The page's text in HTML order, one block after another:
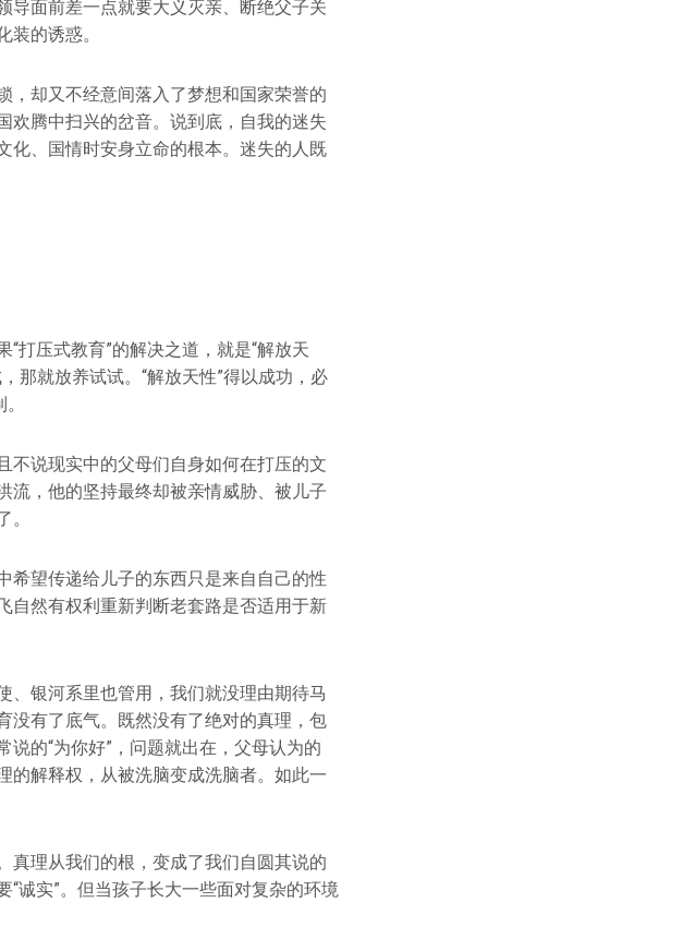
导面前差一点就要大义灭亲、断绝父子关
的诱惑。
，却又不经意间落入了梦想和国家荣誉的
欢腾中扫兴的岔音。说到底，自我的迷失
化、国情时安身立命的根本。迷失的人既
打压式教育”的解决之道，就是“解放天
那就放养试试。“解放天性”得以成功，必
不说现实中的父母们自身如何在打压的文
流，他的坚持最终却被亲情威胁、被儿子
希望传递给儿子的东西只是来自自己的性
自然有权利重新判断老套路是否适用于新
、银河系里也管用，我们就没理由期待马
没有了底气。既然没有了绝对的真理，包
的“为你好”，问题就出在，父母认为的
的解释权，从被洗脑变成洗脑者。如此一
真理从我们的根，变成了我们自圆其说的
诚实”。但当孩子长大一些面对复杂的环境